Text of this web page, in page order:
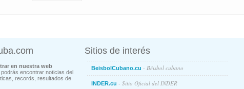
en nuestra web
encontrar noticias del
records, resultados de
Sitios de interés
BeisbolCubano.cu - Béisbol cubano
INDER.cu - Sitio Oficial del INDER